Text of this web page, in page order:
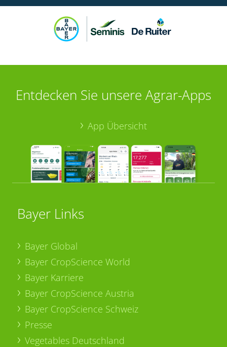
Entdecken Sie unsere Agrar-Apps
App Übersicht
Bayer Links
Bayer Global
Bayer CropScience World
Bayer Karriere
Bayer CropScience Austria
Bayer CropScience Schweiz
Presse
Vegetables Deutschland